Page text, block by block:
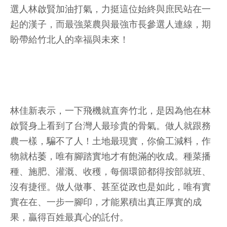
選人林啟賢加油打氣，力挺這位始終與庶民站在一
起的漢子，而最強菜農與最強市長參選人連線，期
盼帶給竹北人的幸福與未來！
林佳新表示，一下飛機就直奔竹北，是因為他在林
啟賢身上看到了台灣人最珍貴的骨氣。做人就跟務
農一樣，騙不了人！土地最現實，你偷工減料，作
物就枯萎，唯有腳踏實地才有飽滿的收成。種菜播
種、施肥、灌溉、收穫，每個環節都得按部就班、
沒有捷徑。做人做事、甚至從政也是如此，唯有實
實在在、一步一腳印，才能累積出真正厚實的成
果，贏得百姓最真心的託付。